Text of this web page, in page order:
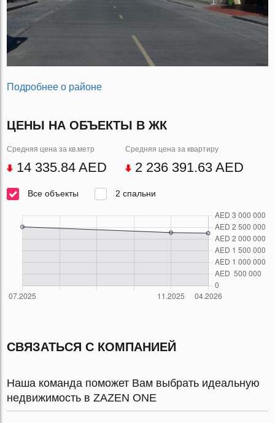
Подробнее о районе
ЦЕНЫ НА ОБЪЕКТЫ В ЖК
Средняя цена за кв.метр
14 335.84 AED
Средняя цена за квартиру
2 236 391.63 AED
Все объекты 2 спальни
СВЯЗАТЬСЯ С КОМПАНИЕЙ
Наша команда поможет Вам выбрать идеальную
недвижимость в ZAZEN ONE